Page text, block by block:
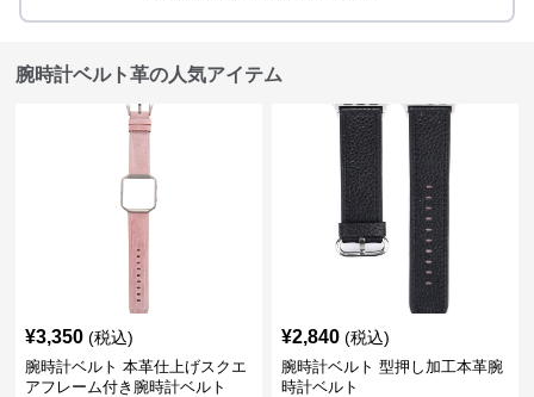
腕時計ベルト革の人気アイテム
¥3,350 (税込)
腕時計ベルト 本革仕上げスクエ
アフレーム付き腕時計ベルト
¥2,840 (税込)
腕時計ベルト 型押し加工本革腕
時計ベルト